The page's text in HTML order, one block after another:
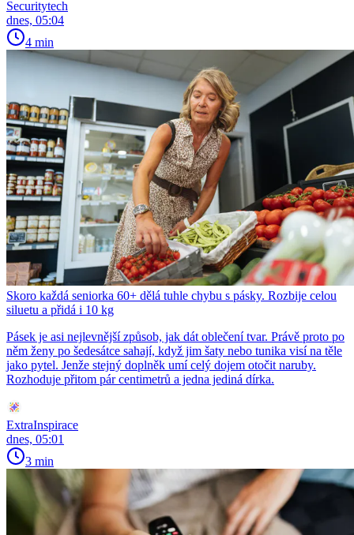
Securitytech
dnes, 05:04
4 min
Skoro každá seniorka 60+ dělá tuhle chybu s pásky. Rozbije celou
siluetu a přidá i 10 kg
Pásek je asi nejlevnější způsob, jak dát oblečení tvar. Právě proto po
něm ženy po šedesátce sahají, když jim šaty nebo tunika visí na těle
jako pytel. Jenže stejný doplněk umí celý dojem otočit naruby.
Rozhoduje přitom pár centimetrů a jedna jediná dírka.
ExtraInspirace
dnes, 05:01
3 min